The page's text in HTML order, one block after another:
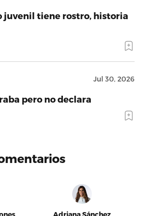
juvenil tiene rostro, historia
Jul 30, 2026
pero no declara
Adriana Sánchez